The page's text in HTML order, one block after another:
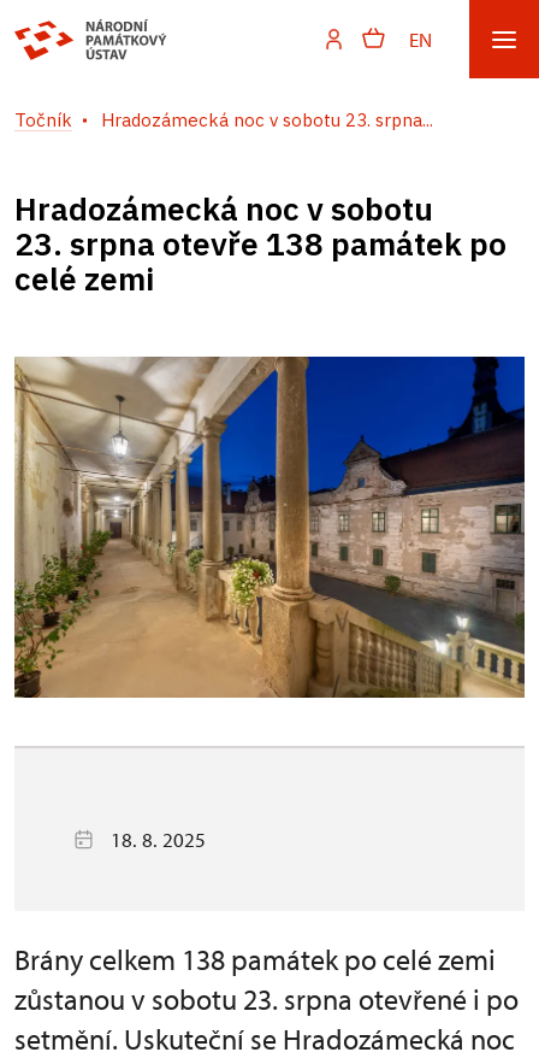
EN
Točník Hradozámecká noc v sobotu 23. srpna...
Hradozámecká noc v sobotu
23. srpna otevře 138 památek po
celé zemi
18. 8. 2025
Brány celkem 138 památek po celé zemi
zůstanou v sobotu 23. srpna otevřené i po
setmění. Uskuteční se Hradozámecká noc